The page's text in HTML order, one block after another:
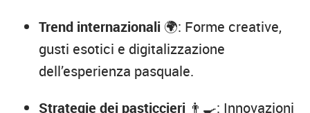
Trend internazionali 🌍: Forme creative,
gusti esotici e digitalizzazione
dell’esperienza pasquale.
Strategie dei pasticcieri 👨‍🍳: Innovazioni